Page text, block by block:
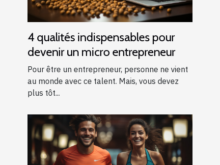
4 qualités indispensables pour
devenir un micro entrepreneur
Pour être un entrepreneur, personne ne vient
au monde avec ce talent. Mais, vous devez
plus tôt...